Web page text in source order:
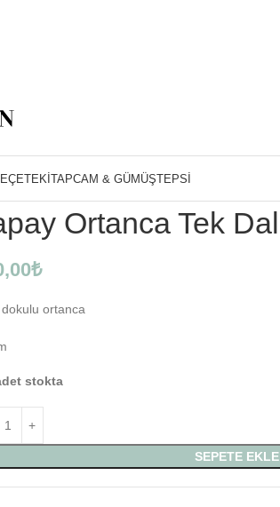
KITAPCAM & GÜMÜŞTEPSI
Çiçek Yapay Ortanca Tek Dal
Ortanca Tek Dal
₺
dokulu ortanca
stokta
SEPETE EKLE